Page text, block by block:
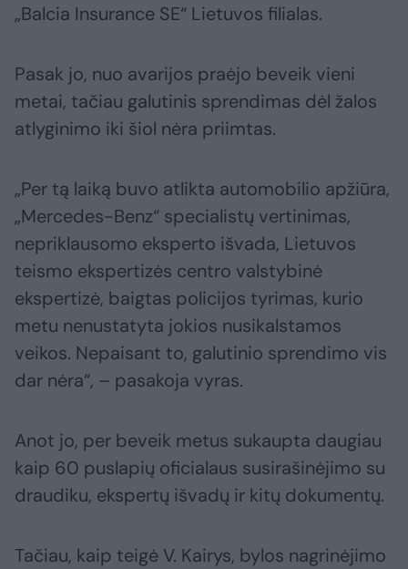
„Balcia Insurance SE“ Lietuvos filialas.
Pasak jo, nuo avarijos praėjo beveik vieni
metai, tačiau galutinis sprendimas dėl žalos
atlyginimo iki šiol nėra priimtas.
„Per tą laiką buvo atlikta automobilio apžiūra,
„Mercedes-Benz“ specialistų vertinimas,
nepriklausomo eksperto išvada, Lietuvos
teismo ekspertizės centro valstybinė
ekspertizė, baigtas policijos tyrimas, kurio
metu nenustatyta jokios nusikalstamos
veikos. Nepaisant to, galutinio sprendimo vis
dar nėra“, – pasakoja vyras.
Anot jo, per beveik metus sukaupta daugiau
kaip 60 puslapių oficialaus susirašinėjimo su
draudiku, ekspertų išvadų ir kitų dokumentų.
Tačiau, kaip teigė V. Kairys, bylos nagrinėjimo